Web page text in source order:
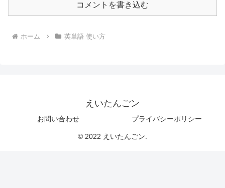
コメントを書き込む
ホーム 英単語 使い方
えいたんごン
お問い合わせ プライバシーポリシー
© 2022 えいたんごン.